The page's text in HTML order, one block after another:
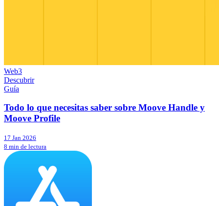
Web3
Descubrir
Guía
Todo lo que necesitas saber sobre Moove Handle y
Moove Profile
17 Jan 2026
8 min de lectura